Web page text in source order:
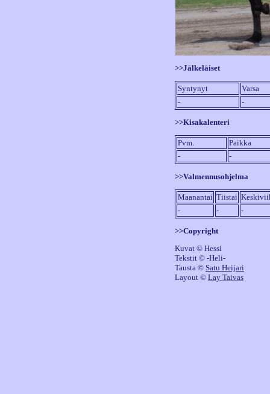
>>Jälkeläiset
Syntynyt
Varsa
-
-
>>Kisakalenteri
Pvm.
Paikka
-
-
>>Valmennusohjelma
Maanantai Tiistai
-
- -
>>Copyright
Kuvat © Hessi
Tekstit © -Heli-
Tausta © Satu Heijari
Layout © Lay Taivas